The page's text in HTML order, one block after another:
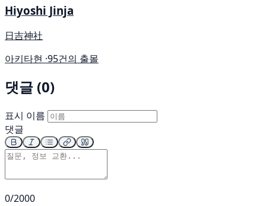
Hiyoshi Jinja
日吉神社
아키타현 ·95건의 출몰
댓글 (0)
표시 이름
댓글
0/2000